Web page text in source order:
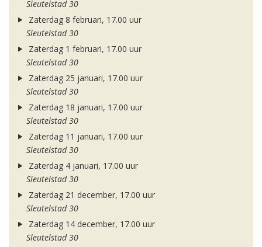
Sleutelstad 30
Zaterdag 8 februari, 17.00 uur
Sleutelstad 30
Zaterdag 1 februari, 17.00 uur
Sleutelstad 30
Zaterdag 25 januari, 17.00 uur
Sleutelstad 30
Zaterdag 18 januari, 17.00 uur
Sleutelstad 30
Zaterdag 11 januari, 17.00 uur
Sleutelstad 30
Zaterdag 4 januari, 17.00 uur
Sleutelstad 30
Zaterdag 21 december, 17.00 uur
Sleutelstad 30
Zaterdag 14 december, 17.00 uur
Sleutelstad 30